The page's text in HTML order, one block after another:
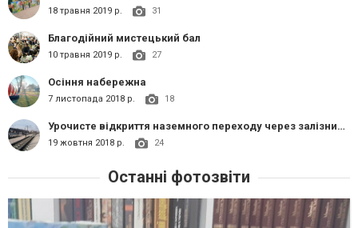
18 травня 2019 р. 31
Благодійний мистецький бал
10 травня 2019 р. 27
Осіння набережна
7 листопада 2018 р. 18
Урочисте відкриття наземного переходу через залізничні колії в Ірпені
19 жовтня 2018 р. 24
Останні фотозвіти